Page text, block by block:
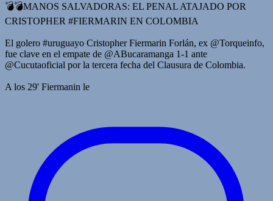
💣💣MANOS SALVADORAS: EL PENAL ATAJADO POR
CRISTOPHER #FIERMARIN EN COLOMBIA
El golero #uruguayo Cristopher Fiermarin Forlán, ex @Torqueinfo,
fue clave en el empate de @ABucaramanga 1-1 ante
@Cucutaoficial por la tercera fecha del Clausura de Colombia.
A los 29' Fiermanin le